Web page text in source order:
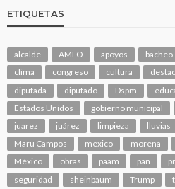
ETIQUETAS
alcalde AMLO apoyos bacheo
clima
congreso cultura
diputada
diputado Dspm
Estados Unidos
gobierno municipal
juarez
juárez limpieza lluvias
Maru Campos
mexico morena
México
obras paam pan
seguridad
sheinbaum Trump